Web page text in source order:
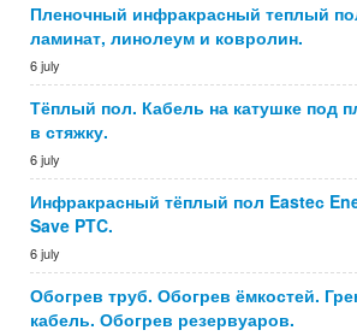
Пленочный инфракрасный теплый
ламинат, линолеум и ковролин.
6 july
Тёплый пол. Кабель на катушке под
в стяжку.
6 july
Инфракрасный тёплый пол Easteс
Save PTC.
6 july
Обогрев труб. Обогрев ёмкостей.
кабель. Обогрев резервуаров.